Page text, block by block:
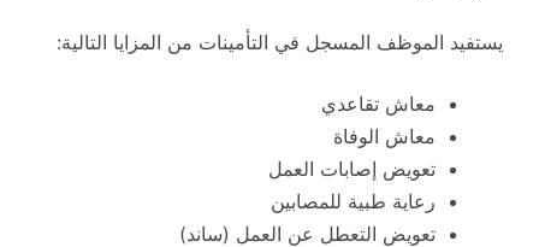
يستفيد الموظف المسجل في التأمينات من المزايا التالية:
معاش تقاعدي
معاش الوفاة
تعويض إصابات العمل
رعاية طبية للمصابين
تعويض التعطل عن العمل (ساند)